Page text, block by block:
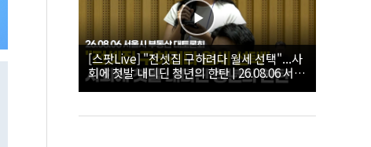
[스팟Live] "전셋집 구하려다 월세 선택"...사
회에 첫발 내디딘 청년의 한탄 | 26.08.06 서울
시 부동산 대토론회